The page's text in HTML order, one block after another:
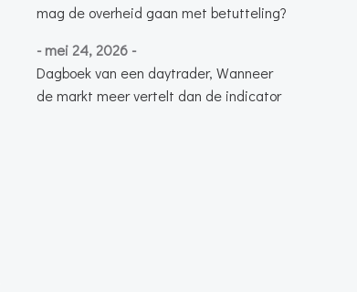
mag de overheid gaan met betutteling?
- mei 24, 2026 -
Dagboek van een daytrader, Wanneer
de markt meer vertelt dan de indicator